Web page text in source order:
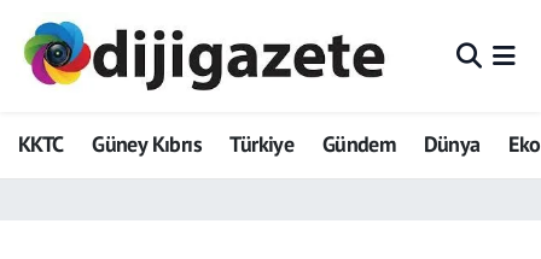
KKTC Güney Kıbrıs Türkiye Gündem Dünya
ADVERTORIAL
Dijigazete
Hava Durumu
Trafik Durumu